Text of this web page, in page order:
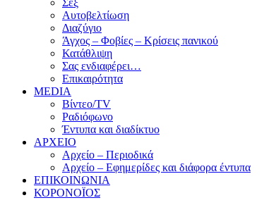
Σεξ
Αυτοβελτίωση
Διαζύγιο
Άγχος – Φοβίες – Κρίσεις πανικού
Κατάθλιψη
Σας ενδιαφέρει…
Επικαιρότητα
MEDIA
Βίντεο/TV
Ραδιόφωνο
Έντυπα και διαδίκτυο
ΑΡΧΕΙΟ
Αρχείο – Περιοδικά
Αρχείο – Εφημερίδες και διάφορα έντυπα
ΕΠΙΚΟΙΝΩΝΙΑ
ΚΟΡΟΝΟΪΟΣ